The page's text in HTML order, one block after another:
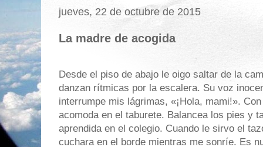
jueves, 22 de octubre de 2015
La madre de acogida
Desde el piso de abajo le oigo saltar de la
danzan rítmicas por la escalera. Su voz
interrumpe mis lágrimas, «¡Hola, mami!».
acomoda en el taburete. Balancea los pies y
aprendida en el colegio. Cuando le sirvo el
cuchara en el borde mientras me sonríe. Es